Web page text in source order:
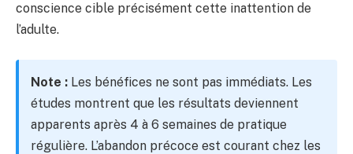
conscience cible précisément cette inattention de
l’adulte.
Note : Les bénéfices ne sont pas immédiats. Les
études montrent que les résultats deviennent
apparents après 4 à 6 semaines de pratique
régulière. L’abandon précoce est courant chez les